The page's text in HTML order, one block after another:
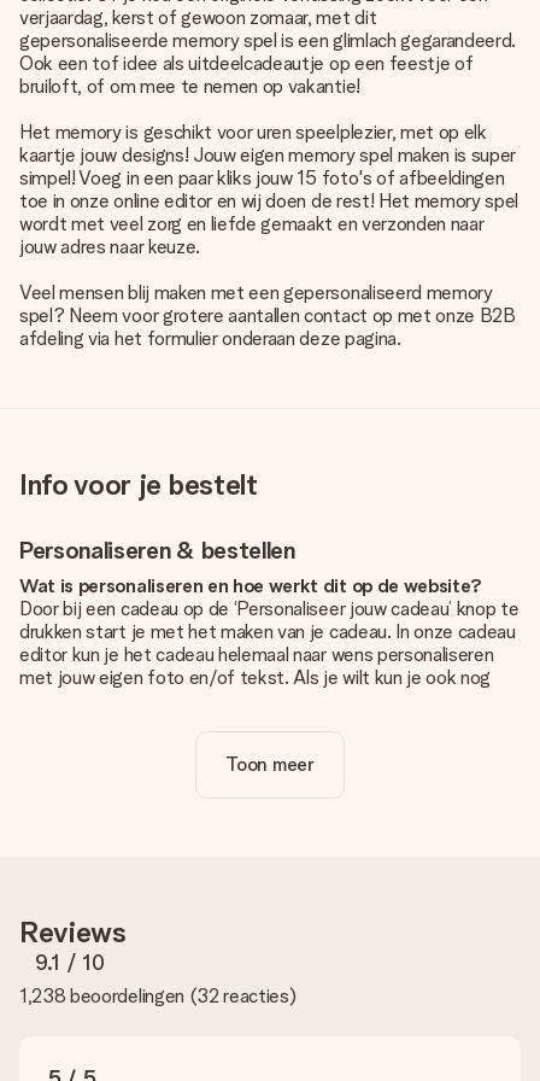
verjaardag, kerst of gewoon zomaar, met dit
gepersonaliseerde memory spel is een glimlach gegarandeerd.
Ook een tof idee als uitdeelcadeautje op een feestje of
bruiloft, of om mee te nemen op vakantie!
Het memory is geschikt voor uren speelplezier, met op elk
kaartje jouw designs! Jouw eigen memory spel maken is super
simpel! Voeg in een paar kliks jouw 15 foto's of afbeeldingen
toe in onze online editor en wij doen de rest! Het memory spel
wordt met veel zorg en liefde gemaakt en verzonden naar
jouw adres naar keuze.
Veel mensen blij maken met een gepersonaliseerd memory
spel? Neem voor grotere aantallen contact op met onze B2B
afdeling via het formulier onderaan deze pagina.
Info voor je bestelt
Personaliseren & bestellen
Wat is personaliseren en hoe werkt dit op de website?
Door bij een cadeau op de ‘Personaliseer jouw cadeau’ knop te
drukken start je met het maken van je cadeau. In onze cadeau
editor kun je het cadeau helemaal naar wens personaliseren
met jouw eigen foto en/of tekst. Als je wilt kun je ook nog
Is personalisatie in de prijs inbegrepen?
De prijs die op de website wordt getoond is inclusief de
te gebruiken. Als je niet zeker bent over de kwaliteit van je
foto, neem dan contact op met onze klantenservice en stuur
je foto mee met het cadeau dat je wilt bestellen. Zij kunnen
de kwaliteit dan voor je controleren!
Je kan gebruik maken van JPG en PNG bestanden om te
Toon meer
Reviews
9.1 / 10
1,238 beoordelingen (32 reacties)